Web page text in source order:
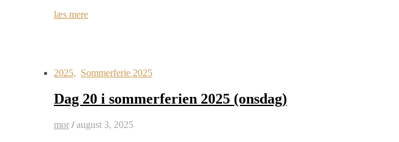
læs mere
2025, Sommerferie 2025
Dag 20 i sommerferien 2025 (onsdag)
mor / august 3, 2025